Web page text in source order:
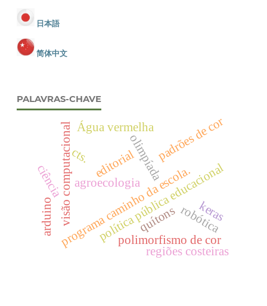
日本語
简体中文
PALAVRAS-CHAVE
editorialolimpíada
política pública educacional
programa caminho da escola.
padrões de cor
polimorfismo de cor
quítons
regiões costeiras
robótica
visão computacional keras
cts.
Água vermelha
agroecologia
ciência
arduino